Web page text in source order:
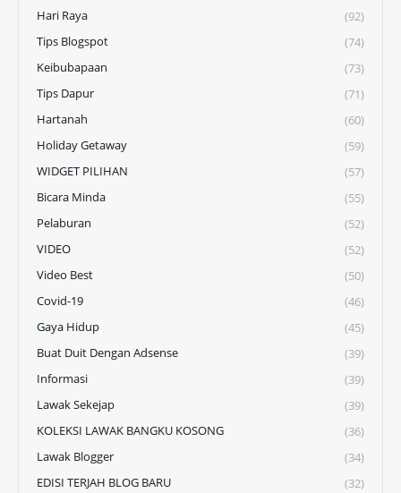
Hari Raya
(92)
Tips Blogspot
(74)
Keibubapaan
(73)
Tips Dapur
(71)
Hartanah
(60)
Holiday Getaway
(59)
WIDGET PILIHAN
(57)
Bicara Minda
(55)
Pelaburan
(52)
VIDEO
(52)
Video Best
(50)
Covid-19
(46)
Gaya Hidup
(45)
Buat Duit Dengan Adsense
(39)
Informasi
(39)
Lawak Sekejap
(39)
KOLEKSI LAWAK BANGKU KOSONG
(36)
Lawak Blogger
(34)
EDISI TERJAH BLOG BARU
(32)